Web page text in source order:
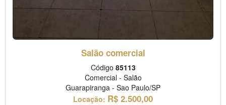
Salão comercial
Código 85113
Comercial - Salão
Guarapiranga - Sao Paulo/SP
Locação: R$ 2.500,00